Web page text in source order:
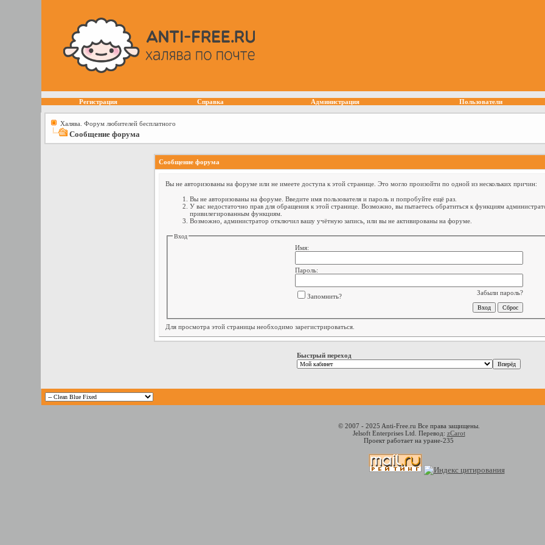
Регистрация Справка Администрация Пользователи
Халява. Форум любителей бесплатного
Сообщение форума
Сообщение форума
Вы не авторизованы на форуме или не имеете доступа к этой странице. Это могло произойти по одной из нескольких причин:
Вы не авторизованы на форуме. Введите имя пользователя и пароль и попробуйте ещё раз.
У вас недостаточно прав для обращения к этой странице. Возможно, вы пытаетесь обратиться к функциям
привилегированным функциям.
Возможно, администратор отключил вашу учётную запись, или вы не активированы на форуме.
Вход
Имя:
Пароль:
Забыли пароль?
Запомнить?
Для просмотра этой страницы необходимо зарегистрироваться.
Быстрый переход
© 2007 - 2025 Anti-Free.ru Все права защищены.
Jelsoft Enterprises Ltd. Перевод: zCarot
Проект работает на уране-235